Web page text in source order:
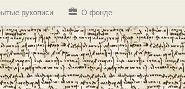
рукописи О фонде